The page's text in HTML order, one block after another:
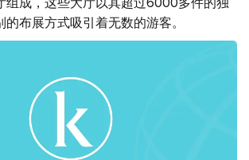
布展方式吸引着无数的游客。